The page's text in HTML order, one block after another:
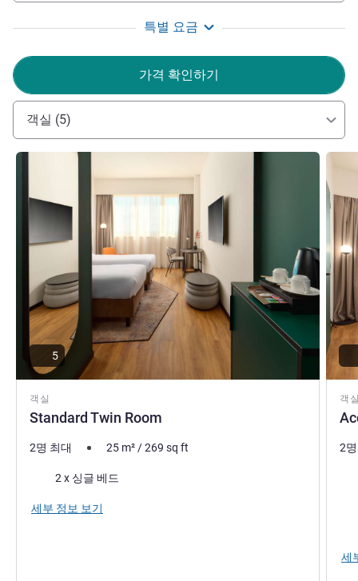
myths. The chocolate museum is a must for food-lovers.
Our hotel is 10 minutes' drive from Franjo Tuđman Airport
and 20 minutes by car or bus from Zagreb city centre. Our
location will help you, and guests attending your event, to
avoid the kind of traffic congestion you might find closer to
the centre.
Welcome to our modern Zagreb hotel, designed with
greenery, wood and other natural materials to create a
serene environment. The perfect setting to help you focus
on your business meeting, right within our hotel, or relax
after a day of sightseeing.
Emina Sehalic 호텔 관리
특별 요금
가격 확인하기
객실 (5)
객실
Standard Twin Room
세부 정보 보기
5
2명 최대 25 m²/269 sq ft
2 x 싱글 베드
세부 정보 보기
객
세부
2
세